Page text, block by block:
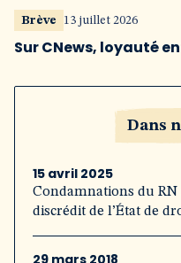
Brève 13 juillet 2026
Sur CNews, loyauté
Dans
15 avril 2025
Condamnations du RN
discrédit de l’État de
29 mars 2018